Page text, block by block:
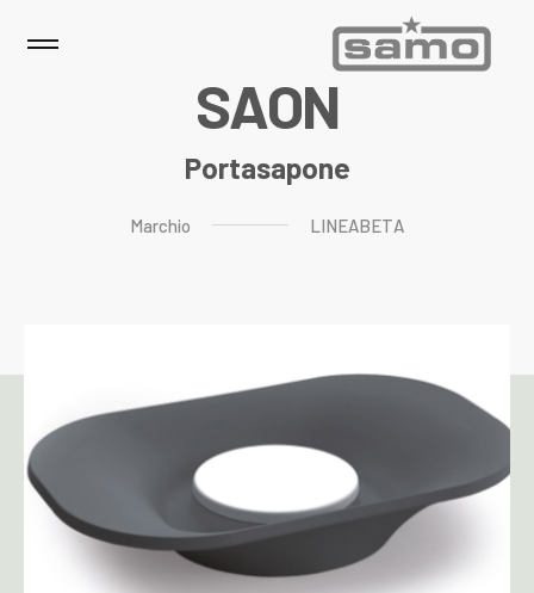
SAON
Portasapone
Marchio LINEABETA